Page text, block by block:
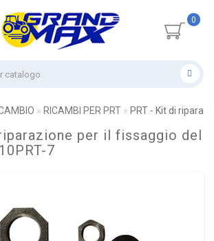
0
RICAMBI PER PRT PRT - Kit di
per il fissaggio del
7